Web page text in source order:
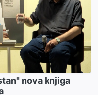
nova knjiga